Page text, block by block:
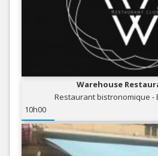
Warehouse
Restaurant bistronomique -
10h00